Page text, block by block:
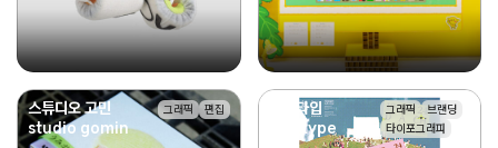
스튜디오 고민
studio gomin
그래픽 편집 로호타입
rojotype
그래픽
브랜딩
타이포그래피